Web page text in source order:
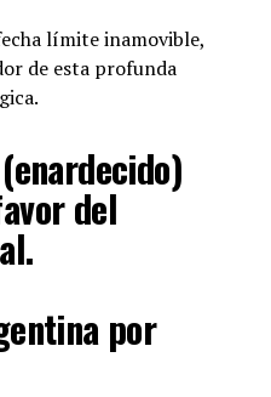
límite inamovible,
de esta profunda
del
por